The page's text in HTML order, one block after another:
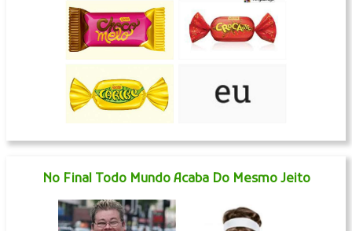
No Final Todo Mundo Acaba Do Mesmo Jeito